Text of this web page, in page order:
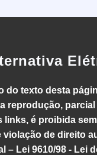
do texto desta
reprodução,
links, é proibida
violação de direito
– Lei 9610/98 - Lei